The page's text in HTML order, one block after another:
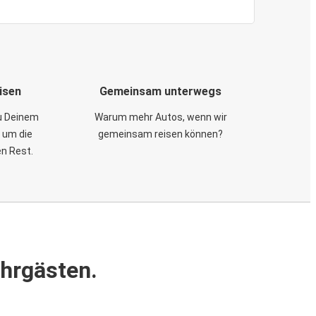
Deinem
die
Rest.
Gemeinsam unterwegs
Warum mehr Autos, wenn wir
gemeinsam reisen können?